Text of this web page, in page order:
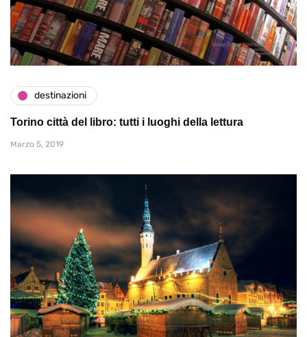
destinazioni
Torino città del libro: tutti i luoghi della lettura
Marzo 5, 2019